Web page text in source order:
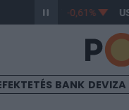
363,17 -0,61%
BANK DEVIZA